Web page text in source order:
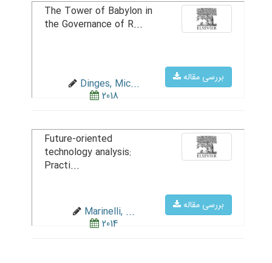
بررسی مقاله
The Tower of Babylon in
the Governance of R...
Dinges, Mic...
2018
بررسی مقاله
Future-oriented
technology analysis:
Practi...
Marinelli, ...
2014